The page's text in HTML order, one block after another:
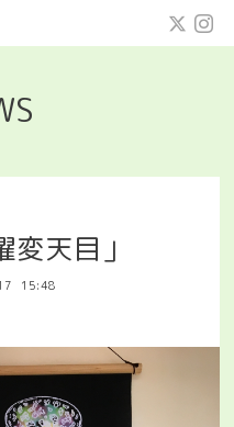
天目」
15:48